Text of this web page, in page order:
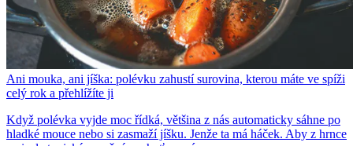
Ani mouka, ani jíška: polévku zahustí surovina, kterou máte ve spíži
celý rok a přehlížíte ji
Když polévka vyjde moc řídká, většina z nás automaticky sáhne po
hladké mouce nebo si zasmaží jíšku. Jenže ta má háček. Aby z hrnce